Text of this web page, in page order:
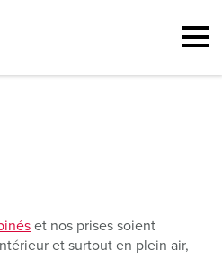
et nos prises soient
et surtout en plein air,